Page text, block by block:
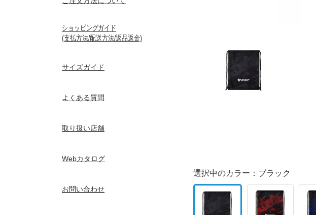
ショッピングガイド
(支払方法/配送方法/返品返金)
サイズガイド
よくある質問
取り扱い店舗
Webカタログ
お問い合わせ
選択中のカラー： ブラック